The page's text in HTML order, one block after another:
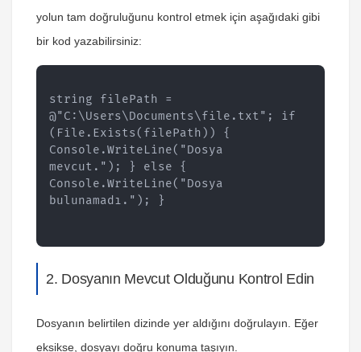
yolun tam doğruluğunu kontrol etmek için aşağıdaki gibi
bir kod yazabilirsiniz:
string filePath =
@"C:\Users\Documents\file.txt"; if
(File.Exists(filePath)) {
Console.WriteLine("Dosya
mevcut."); } else {
Console.WriteLine("Dosya
bulunamadı."); }
2. Dosyanın Mevcut Olduğunu Kontrol Edin
Dosyanın belirtilen dizinde yer aldığını doğrulayın. Eğer
eksikse, dosyayı doğru konuma taşıyın.